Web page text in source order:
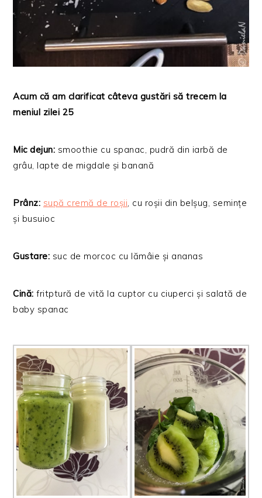
Acum că am clarificat câteva gustări să trecem la
meniul zilei 25
Mic dejun: smoothie cu spanac, pudră din iarbă de
grâu, lapte de migdale și banană
Prânz: supă cremă de roșii , cu roșii din belșug, semințe
și busuioc
Gustare: suc de morcoc cu lămâie și ananas
Cină:fritptură de vită la cuptor cu ciuperci și salată de
baby spanac